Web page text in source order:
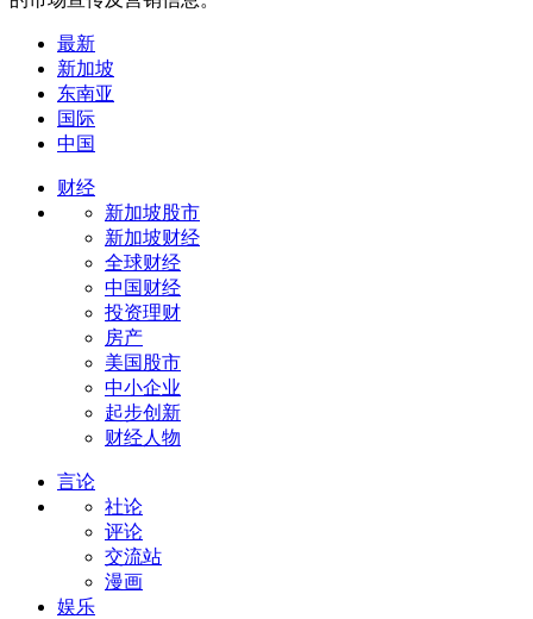
最新
新加坡
东南亚
国际
中国
财经
新加坡股市
新加坡财经
全球财经
中国财经
投资理财
房产
美国股市
中小企业
起步创新
财经人物
言论
社论
评论
交流站
漫画
娱乐